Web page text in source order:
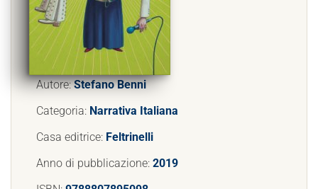
Autore:Stefano Benni
Categoria: Narrativa Italiana
Casa editrice: Feltrinelli
Anno di pubblicazione: 2019